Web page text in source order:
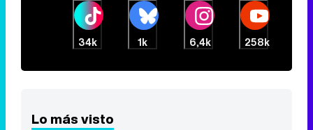
34k 1k 6,4k 258k
Lo más visto